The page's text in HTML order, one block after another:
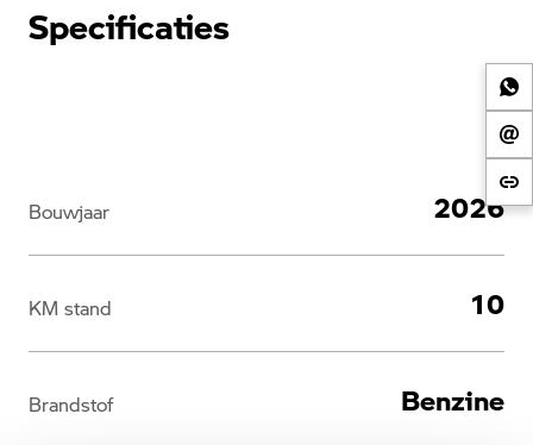
Specificaties
2026
Bouwjaar
10
KM stand
Benzine
Brandstof